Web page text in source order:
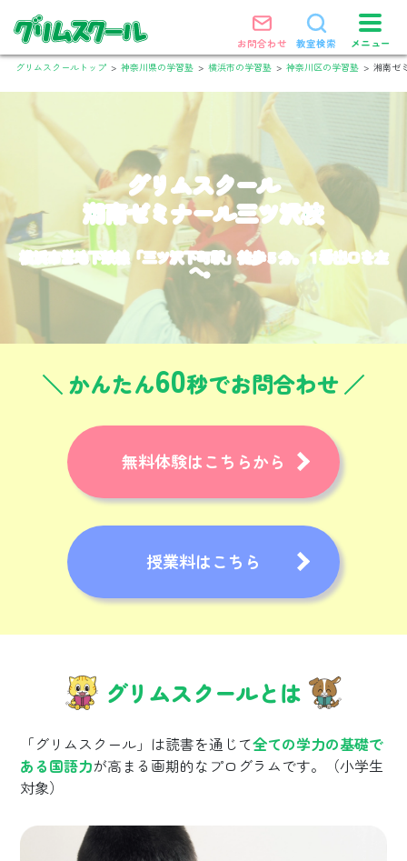
お問合わせ 教室検索 メニュー
グリムスクールトップ > 神奈川県の学習塾 > 横浜市の学習塾 > 神奈川区の学習塾 > 湘南ゼ
グリムスクール
湘南ゼミナール三ツ沢校
横浜市営地下鉄線「三ツ沢下町駅」徒歩５分。１番出口を左
へ。
かんたん60秒でお問合わせ
無料体験はこちらから
授業料はこちら
グリムスクールとは
「グリムスクール」は読書を通じて全ての学力の基礎で
ある国語力が高まる画期的なプログラムです。（小学生
対象）